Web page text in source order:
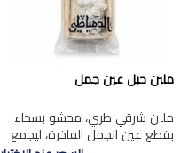
ملبن حبل عين جمل
ملبن شرقي طري، محشو بسخاء
بقطع عين الجمل الفاخرة، ليجمع